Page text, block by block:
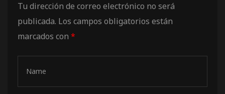
Tu dirección de correo electrónico no será
publicada. Los campos obligatorios están
marcados con *
Racing
Series